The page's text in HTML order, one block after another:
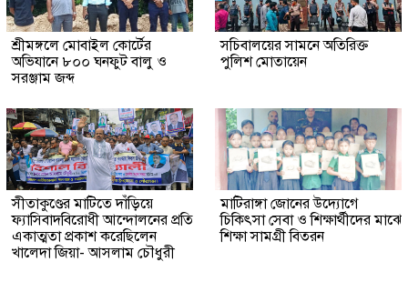
শ্রীমঙ্গলে মোবাইল কোর্টের
অভিযানে ৮০০ ঘনফুট বালু ও
সরঞ্জাম জব্দ
সচিবালয়ের সামনে অতিরিক্ত
পুলিশ মোতায়েন
সীতাকুণ্ডের মাটিতে দাঁড়িয়ে
ফ্যাসিবাদবিরোধী আন্দোলনের প্রতি
একাত্মতা প্রকাশ করেছিলেন
খালেদা জিয়া- আসলাম চৌধুরী
মাটিরাঙ্গা জোনের উদ্যোগে
চিকিৎসা সেবা ও শিক্ষার্থীদের মাঝে
শিক্ষা সামগ্রী বিতরন